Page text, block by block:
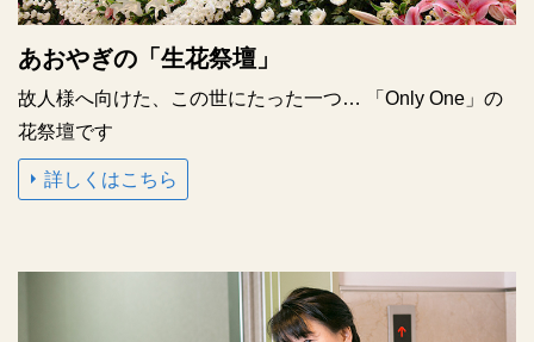
あおやぎの「生花祭壇」
故人様へ向けた、この世にたった一つ… 「Only One」 の
花祭壇です
詳しくはこちら